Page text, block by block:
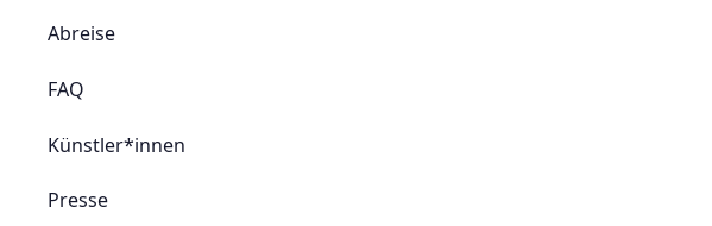
Abreise
FAQ
Künstler*innen
Presse